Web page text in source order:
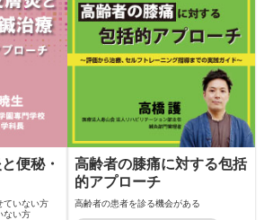
便秘・
ていない方
ない方
高齢者の膝痛に対する包括
的アプローチ
高齢者の患者を診る機会がある